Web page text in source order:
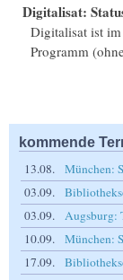
Digitalisat:
Digitalisat ist
Programm
kommende
13.08.
München:
03.09.
03.09.
Augsburg:
10.09.
München:
17.09.